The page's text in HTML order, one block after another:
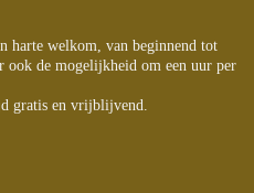
harte welkom, van beginnend tot
ook de mogelijkheid om een uur per
gratis en vrijblijvend.